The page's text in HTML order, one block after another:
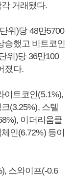
거래됐다.
위)당 48만5700
승했고 비트코인
위)당 36만100
졌다.
이트코인(5.1%),
(3.25%), 스텔
이더리움클
인(6.72%) 등이
스와이프(-0.6